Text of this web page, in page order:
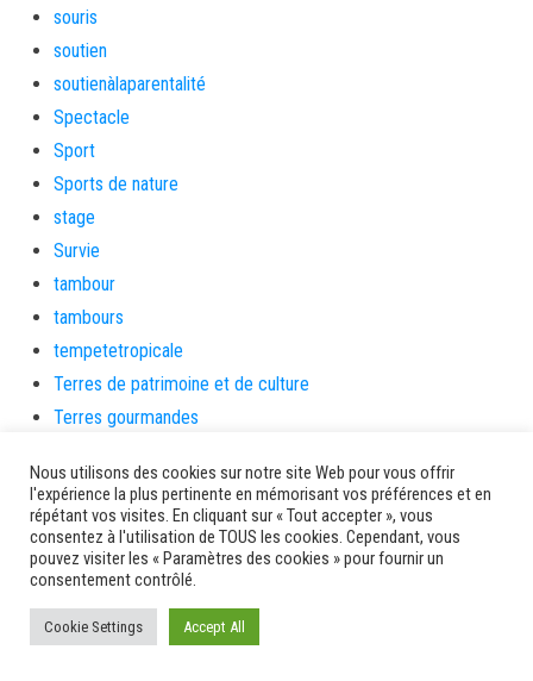
souris
soutien
soutienàlaparentalité
Spectacle
Sport
Sports de nature
stage
Survie
tambour
tambours
tempetetropicale
Terres de patrimoine et de culture
Terres gourmandes
Tourisme
toussaint
tradition
Transition Energétique
Transport et routes
Travail
Nous utilisons des cookies sur notre site Web pour vous offrir
l'expérience la plus pertinente en mémorisant vos préférences et en
répétant vos visites. En cliquant sur « Tout accepter », vous
consentez à l'utilisation de TOUS les cookies. Cependant, vous
pouvez visiter les « Paramètres des cookies » pour fournir un
consentement contrôlé.
Cookie Settings Accept All